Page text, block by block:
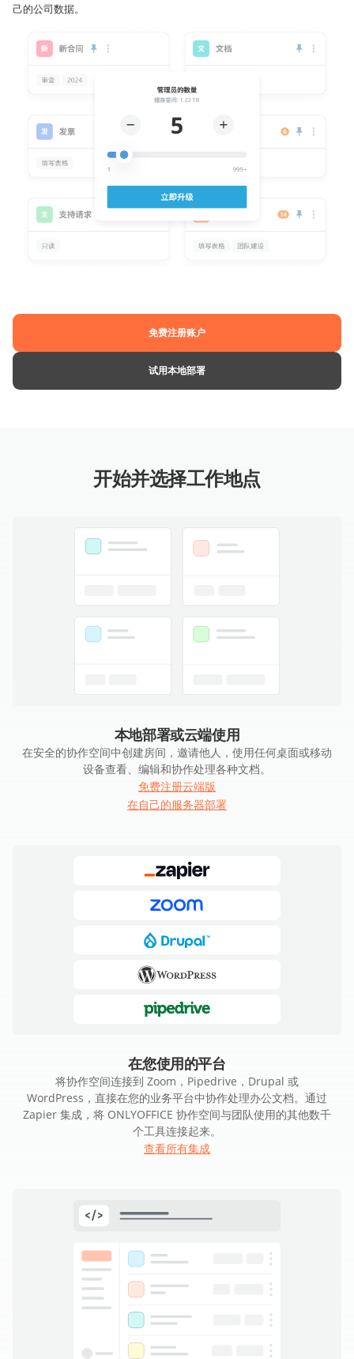
己的公司数据。
免费注册账户
试用本地部署
开始并选择工作地点
本地部署或云端使用
在安全的协作空间中创建房间，邀请他人，使用任何桌面或移动
设备查看、编辑和协作处理各种文档。
免费注册云端版
在自己的服务器部署
在您使用的平台
将协作空间连接到 Zoom，Pipedrive，Drupal 或
WordPress，直接在您的业务平台中协作处理办公文档。通过
Zapier 集成，将 ONLYOFFICE 协作空间与团队使用的其他数千
个工具连接起来。
查看所有集成